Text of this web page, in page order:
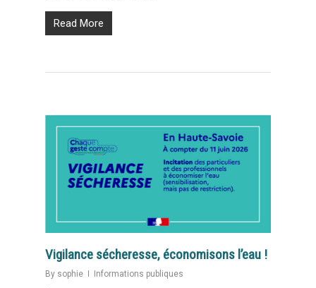
Read More
Vigilance sécheresse, économisons l’eau !
By sophie Informations publiques